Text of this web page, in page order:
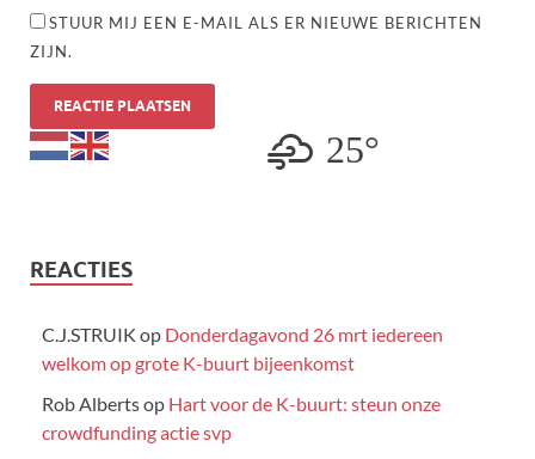
STUUR MIJ EEN E-MAIL ALS ER NIEUWE BERICHTEN
ZIJN.
25°
REACTIES
C.J.STRUIK op Donderdagavond 26 mrt iedereen
welkom op grote K-buurt bijeenkomst
Rob Albertsop Hart voor de K-buurt: steun onze
crowdfunding actie svp